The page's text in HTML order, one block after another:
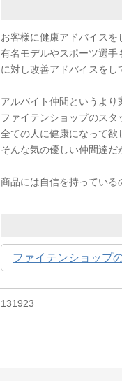
お客様に健康アドバイス
有名モデルやスポーツ選
に対し改善アドバイスをし
アルバイト仲間というよ
ファイテンショップのスタ
全ての人に健康になって欲
そんな気の優しい仲間達だ
商品には自信を持っている
ファイテンショップ
131923